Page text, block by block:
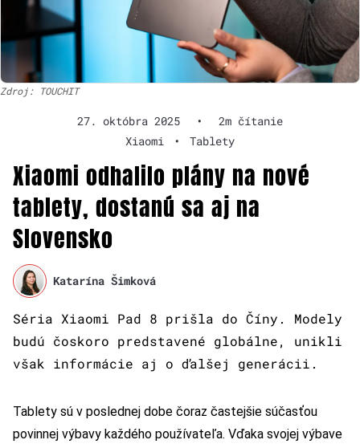
Zdroj: TOUCHIT
27. októbra 2025 •
2m čítanie
Xiaomi
• Tablety
Xiaomi odhalilo plány na nové
tablety, dostanú sa aj na
Slovensko
Katarína Šimková
Séria Xiaomi Pad 8 prišla do Číny. Modely
budú čoskoro predstavené globálne, unikli
však informácie aj o ďalšej generácii.
Tablety sú v poslednej dobe čoraz častejšie súčasťou
povinnej výbavy každého používateľa. Vďaka svojej výbave